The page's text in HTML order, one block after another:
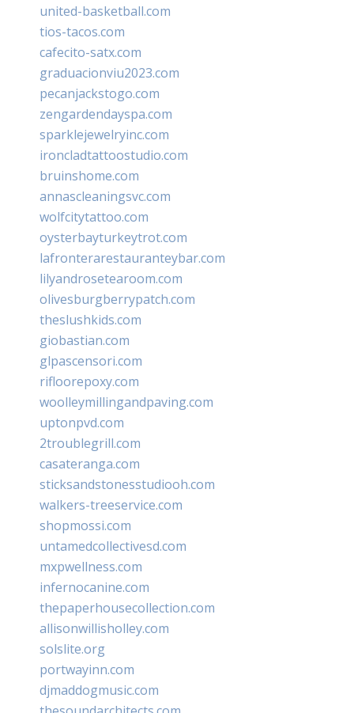
united-basketball.com
tios-tacos.com
cafecito-satx.com
graduacionviu2023.com
pecanjackstogo.com
zengardendayspa.com
sparklejewelryinc.com
ironcladtattoostudio.com
bruinshome.com
annascleaningsvc.com
wolfcitytattoo.com
oysterbayturkeytrot.com
lafronterarestauranteybar.com
lilyandrosetearoom.com
olivesburgberrypatch.com
theslushkids.com
giobastian.com
glpascensori.com
rifloorepoxy.com
woolleymillingandpaving.com
uptonpvd.com
2troublegrill.com
casateranga.com
sticksandstonesstudiooh.com
walkers-treeservice.com
shopmossi.com
untamedcollectivesd.com
mxpwellness.com
infernocanine.com
thepaperhousecollection.com
allisonwillisholley.com
solslite.org
portwayinn.com
djmaddogmusic.com